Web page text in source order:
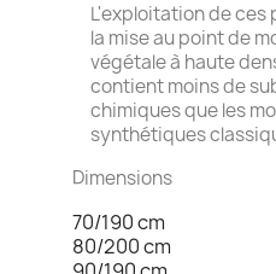
L'exploitation de
la mise au point de
végétale à haute
contient moins de
chimiques que les
synthétiques
Dimensions
70/190 cm
80/200 cm